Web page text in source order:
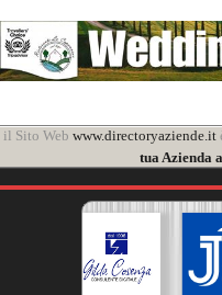
il Sito Web www.directoryaziende.it
tua Azienda